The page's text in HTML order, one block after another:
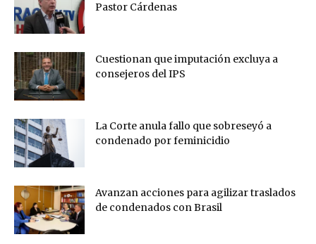
Pastor Cárdenas
Cuestionan que imputación excluya a
consejeros del IPS
La Corte anula fallo que sobreseyó a
condenado por feminicidio
Avanzan acciones para agilizar traslados
de condenados con Brasil